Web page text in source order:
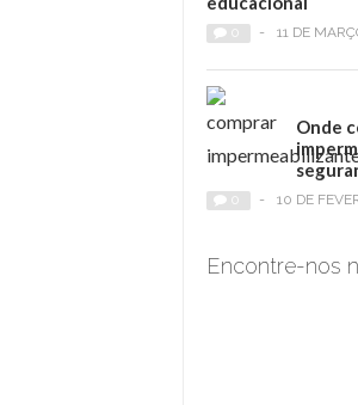
- 11 DE
Onde
- 10 DE
Encontre-nos